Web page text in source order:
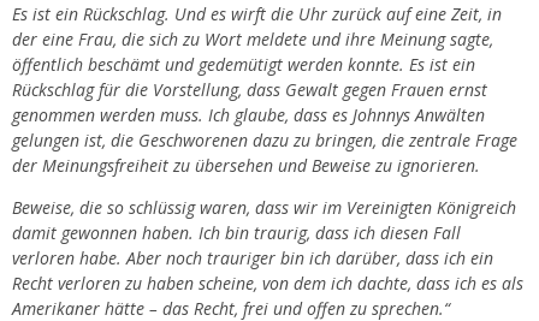
Es ist ein Rückschlag. Und es wirft die Uhr zurück auf eine Zeit, in
der eine Frau, die sich zu Wort meldete und ihre Meinung sagte,
öffentlich beschämt und gedemütigt werden konnte. Es ist ein
Rückschlag für die Vorstellung, dass Gewalt gegen Frauen ernst
genommen werden muss. Ich glaube, dass es Johnnys Anwälten
gelungen ist, die Geschworenen dazu zu bringen, die zentrale Frage
der Meinungsfreiheit zu übersehen und Beweise zu ignorieren.
Beweise, die so schlüssig waren, dass wir im Vereinigten Königreich
damit gewonnen haben. Ich bin traurig, dass ich diesen Fall
verloren habe. Aber noch trauriger bin ich darüber, dass ich ein
Recht verloren zu haben scheine, von dem ich dachte, dass ich es als
Amerikaner hätte – das Recht, frei und offen zu sprechen.“